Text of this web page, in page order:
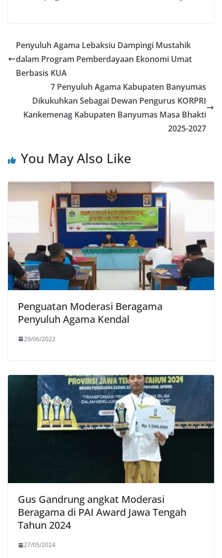
Penyuluh Agama Lebaksiu Dampingi Mustahik
dalam Program Pemberdayaan Ekonomi Umat
Berbasis KUA
7 Penyuluh Agama Kabupaten Banyumas
Dikukuhkan Sebagai Dewan Pengurus KORPRI
Kankemenag Kabupaten Banyumas Masa Bhakti
2025-2027
You May Also Like
Penguatan Moderasi Beragama
Penyuluh Agama Kendal
29/06/2022
Gus Gandrung angkat Moderasi
Beragama di PAI Award Jawa Tengah
Tahun 2024
27/05/2024